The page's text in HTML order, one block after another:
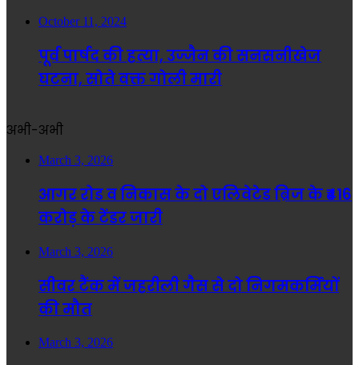
October 11, 2024
पूर्व पार्षद की हत्या, उज्जैन की सनसनीखेज
घटना, सोते वक्त गोली मारी
अभी-अभी
March 3, 2026
आगर रोड व निकास के दो एलिवेटेड ब्रिज के ₹416
करोड़ के टेंडर जारी
March 3, 2026
सीवर टैंक में जहरीली गैस से दो निगमकर्मियों
की मौत
March 3, 2026